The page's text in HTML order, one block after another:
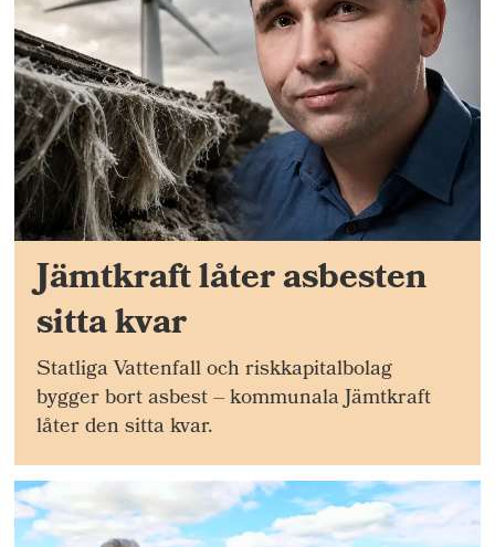
Jämtkraft låter asbesten
sitta kvar
Statliga Vattenfall och riskkapitalbolag
bygger bort asbest – kommunala Jämtkraft
låter den sitta kvar.